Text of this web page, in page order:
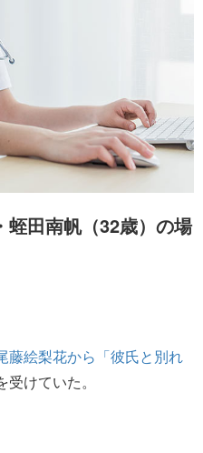
田南帆（32歳）の場
藤絵梨花から「彼氏と別れ
けていた。